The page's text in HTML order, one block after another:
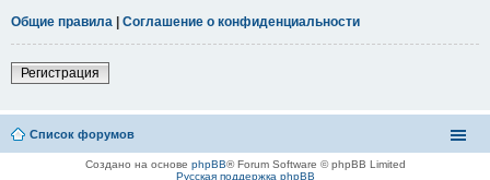
Общие правила | Соглашение о конфиденциальности
Регистрация
Список форумов
Создано на основе phpBB® Forum Software © phpBB Limited
Русская поддержка phpBB